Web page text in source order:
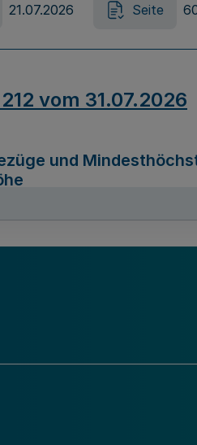
21.07.2026 Seite
vom 31.07.2026
und
des